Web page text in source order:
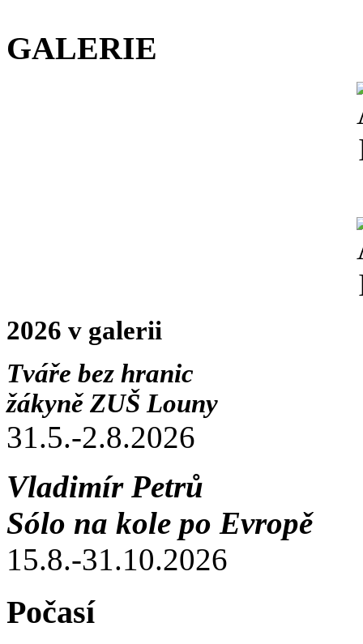
GALERIE
2026 v galerii
Tváře bez hranic
žákyně ZUŠ Louny
31.5.-2.8.2026
Vladimír Petrů
Sólo na kole po Evropě
15.8.-31.10.2026
Počasí